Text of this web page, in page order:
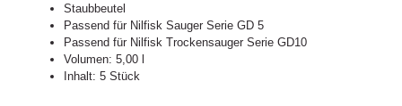
Staubbeutel
Passend für Nilfisk Sauger Serie GD 5
Passend für Nilfisk Trockensauger Serie GD10
Volumen: 5,00 l
Inhalt: 5 Stück